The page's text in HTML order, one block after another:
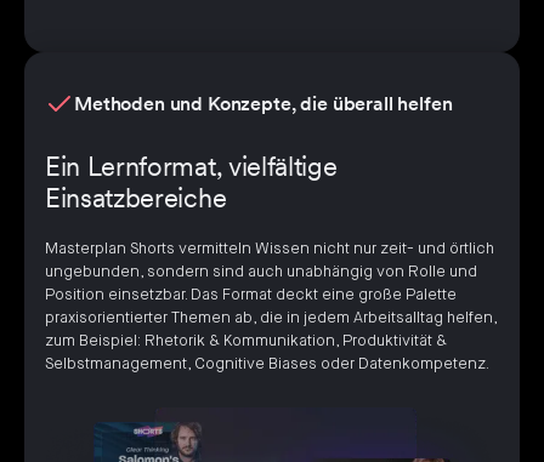
Methoden und Konzepte, die überall helfen
Ein Lernformat, vielfältige
Einsatzbereiche
Masterplan Shorts vermitteln Wissen nicht nur zeit- und örtlich
ungebunden, sondern sind auch unabhängig von Rolle und
Position einsetzbar. Das Format deckt eine große Palette
praxisorientierter Themen ab, die in jedem Arbeitsalltag helfen,
zum Beispiel: Rhetorik & Kommunikation, Produktivität &
Selbstmanagement, Cognitive Biases oder Datenkompetenz.